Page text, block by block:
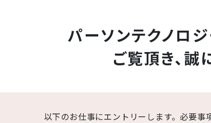
パーソンテクノロ
ご覧頂き、誠
以下のお仕事にエントリーします。必要事